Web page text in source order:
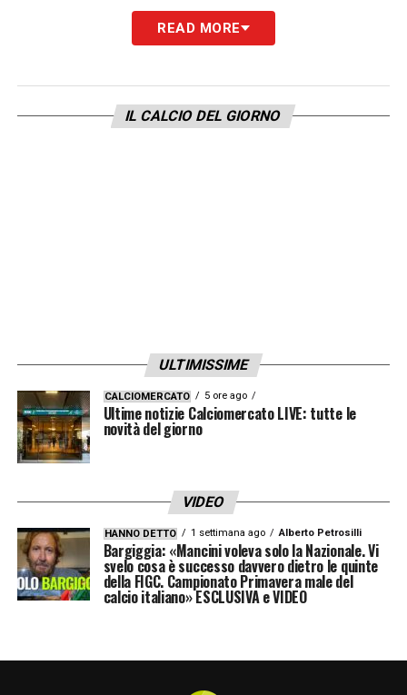
Maresca è anche in trattative
con club italiani, desiderosi di riportarlo in
dunque assolutamente decisive per definire
chi prenderà le redini della panchina gialloblù.
READ MORE
IL CALCIO DEL GIORNO
ULTIMISSIME
CALCIOMERCATO 5 ore ago
Ultime notizie Calciomercato LIVE: tutte le
novità del giorno
VIDEO
HANNO DETTO 1 settimana ago Alberto Petrosilli
Bargiggia: «Mancini voleva solo la Nazionale. Vi
svelo cosa è successo davvero dietro le quinte
della FIGC. Campionato Primavera male del
calcio italiano» ESCLUSIVA e VIDEO